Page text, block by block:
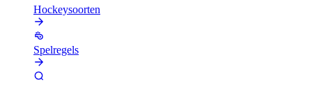
Hockeysoorten
Spelregels